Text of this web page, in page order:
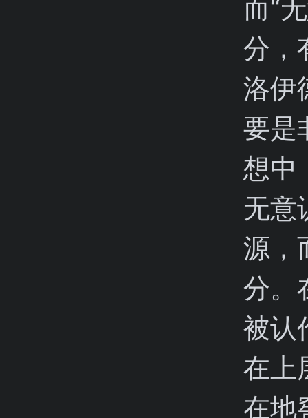
而“
分，
洛伊
要是
想中
无意
源，
分。
被认
在上
在地